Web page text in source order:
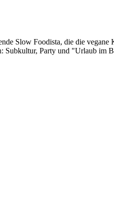
Slow Foodista, die die
Party und "Urlaub im